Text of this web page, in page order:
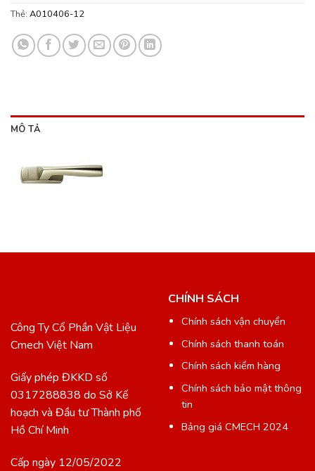
Thẻ: A010406-12
MÔ TẢ
Công Ty Cổ Phần Vật Liệu
Cmech Việt Nam
Giấy phép ĐKKD số
0317288838 do Sở Kế
hoạch và Đầu tư Thành phố
Hồ Chí Minh
Cấp ngày 12/05/2022
CHÍNH SÁCH
Chính sách vận chuyển
Chính sách thanh toán
Chính sách kiểm hàng
Chính sách bảo mật thông
tin
Bảng giá CMECH 2024